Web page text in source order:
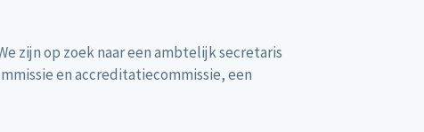
zijn op zoek naar een ambtelijk secretaris
en accreditatiecommissie, een